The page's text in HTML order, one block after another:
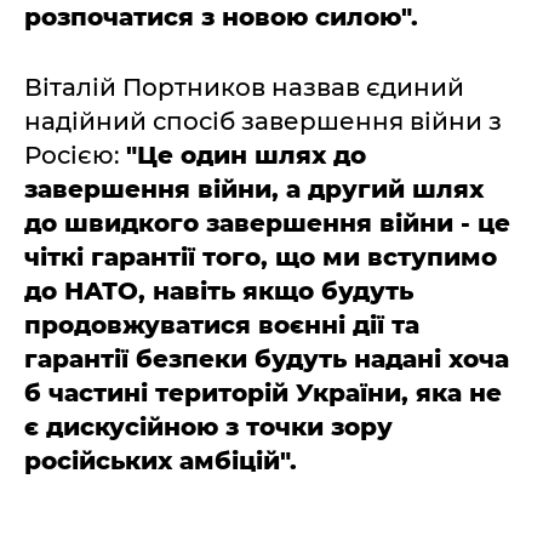
розпочатися з новою силою".
Віталій Портников назвав єдиний
надійний спосіб завершення війни з
Росією: "Це один шлях до
завершення війни, а другий шлях
до швидкого завершення війни - це
чіткі гарантії того, що ми вступимо
до НАТО, навіть якщо будуть
продовжуватися воєнні дії та
гарантії безпеки будуть надані хоча
б частині територій України, яка не
є дискусійною з точки зору
російських амбіцій".